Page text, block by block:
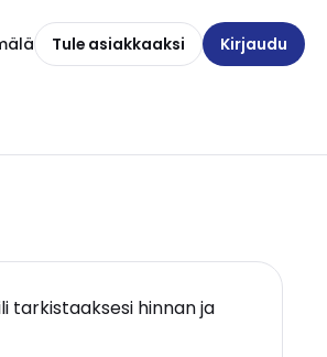
Tule asiakkaaksi Kirjaudu
tarkistaaksesi hinnan ja